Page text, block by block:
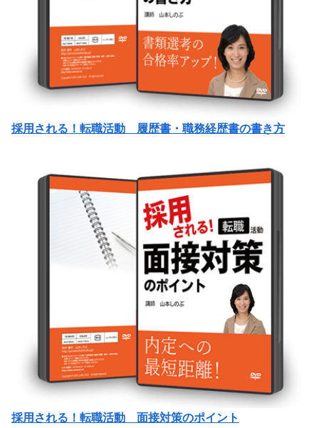
採用される！転職活動 履歴書・職務経歴書の書き方
採用される！転職活動 面接対策のポイント